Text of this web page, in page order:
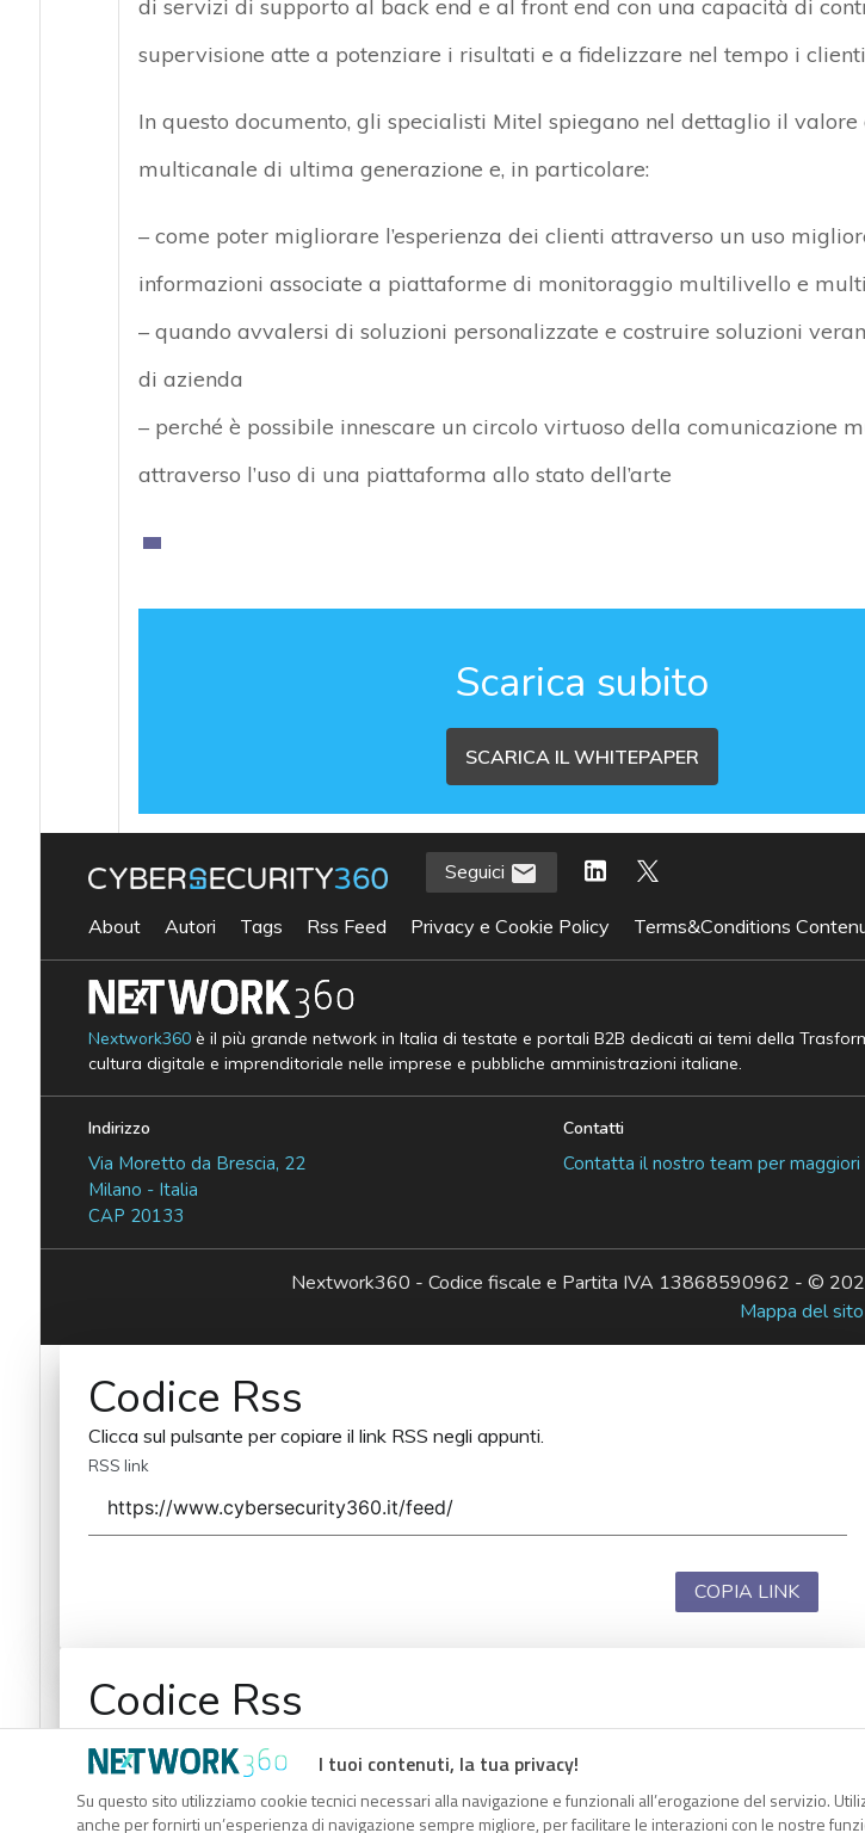
di servizi di supporto al back end e al front end con una capacità di
supervisione atte a potenziare i risultati e a fidelizzare nel tempo i
In questo documento, gli specialisti Mitel spiegano nel dettaglio il valore
multicanale di ultima generazione e, in particolare:
– come poter migliorare l’esperienza dei clienti attraverso un uso
informazioni associate a piattaforme di monitoraggio multilivello e
– quando avvalersi di soluzioni personalizzate e costruire soluzioni
di azienda
– perché è possibile innescare un circolo virtuoso della comunicazione
attraverso l’uso di una piattaforma allo stato dell’arte
Scarica subito
SCARICA IL WHITEPAPER
I tuoi contenuti, la tua privacy!
Su questo sito utilizziamo cookie tecnici necessari alla navigazione e funzionali all’erogazione del servizio.
anche per fornirti un’esperienza di navigazione sempre migliore, per facilitare le interazioni con le nostre
Seguici
About Autori Tags Rss Feed Privacy e Cookie Policy Terms&Conditions
Nextwork360è il più grande network in Italia di testate e portali B2B dedicati ai temi della
cultura digitale e imprenditoriale nelle imprese e pubbliche amministrazioni italiane.
Indirizzo
Via Moretto da Brescia, 22
Milano - Italia
CAP 20133
Contatti
Contatta il nostro team per maggiori
Nextwork360 - Codice fiscale e Partita IVA 13868590962 - ©
Mappa del sito
Codice Rss
Clicca sul pulsante per copiare il link RSS negli appunti.
RSS link
COPIA LINK
Codice Rss
RSS link